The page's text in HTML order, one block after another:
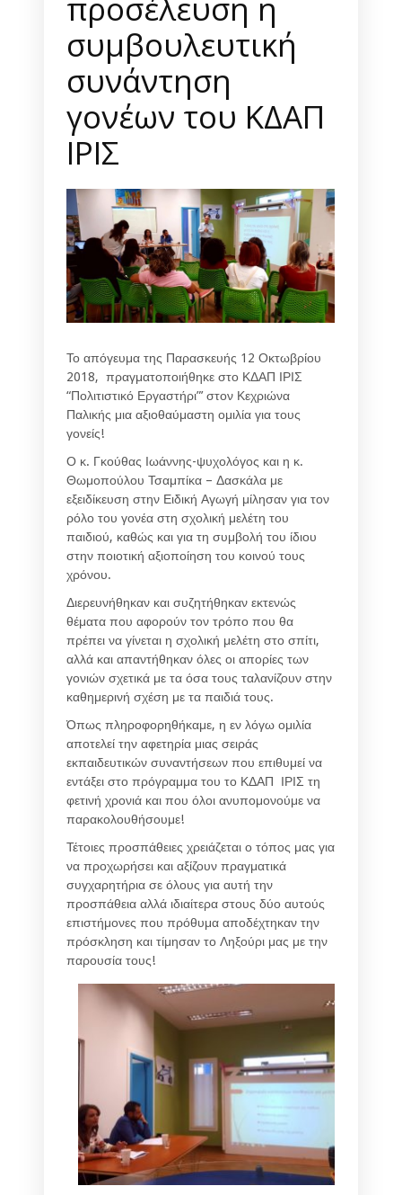
συμβουλευτική
συνάντηση
γονέων του ΚΔΑΠ
ΙΡΙΣ
Το απόγευμα της Παρασκευής 12 Οκτωβρίου
2018, πραγματοποιήθηκε στο ΚΔΑΠ ΙΡΙΣ
“Πολιτιστικό Εργαστήρι”’ στον Κεχριώνα
Παλικής μια αξιοθαύμαστη ομιλία για τους
γονείς!
Ο κ. Γκούθας Ιωάννης-ψυχολόγος και η κ.
Θωμοπούλου Τσαμπίκα – Δασκάλα με
εξειδίκευση στην Ειδική Αγωγή μίλησαν για τον
ρόλο του γονέα στη σχολική μελέτη του
παιδιού, καθώς και για τη συμβολή του ίδιου
στην ποιοτική αξιοποίηση του κοινού τους
χρόνου.
Διερευνήθηκαν και συζητήθηκαν εκτενώς
θέματα που αφορούν τον τρόπο που θα
πρέπει να γίνεται η σχολική μελέτη στο σπίτι,
αλλά και απαντήθηκαν όλες οι απορίες των
γονιών σχετικά με τα όσα τους ταλανίζουν στην
καθημερινή σχέση με τα παιδιά τους.
Όπως πληροφορηθήκαμε, η εν λόγω ομιλία
αποτελεί την αφετηρία μιας σειράς
εκπαιδευτικών συναντήσεων που επιθυμεί να
εντάξει στο πρόγραμμα του το ΚΔΑΠ ΙΡΙΣ τη
φετινή χρονιά και που όλοι ανυπομονούμε να
παρακολουθήσουμε!
Τέτοιες προσπάθειες χρειάζεται ο τόπος μας για
να προχωρήσει και αξίζουν πραγματικά
συγχαρητήρια σε όλους για αυτή την
προσπάθεια αλλά ιδιαίτερα στους δύο αυτούς
επιστήμονες που πρόθυμα αποδέχτηκαν την
πρόσκληση και τίμησαν το Ληξούρι μας με την
παρουσία τους!